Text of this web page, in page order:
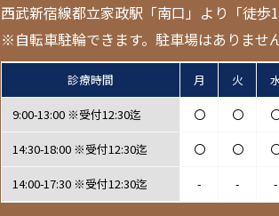
西武新宿線都立家政駅「南口」より「徒歩1
※自転車駐輪できます。駐車場はありません
診療時間 月 火
9:00-13:00 ※受付12:30迄 〇 〇
14:30-18:00 ※受付12:30迄 〇 〇
14:00-17:30 ※受付12:30迄 - - -